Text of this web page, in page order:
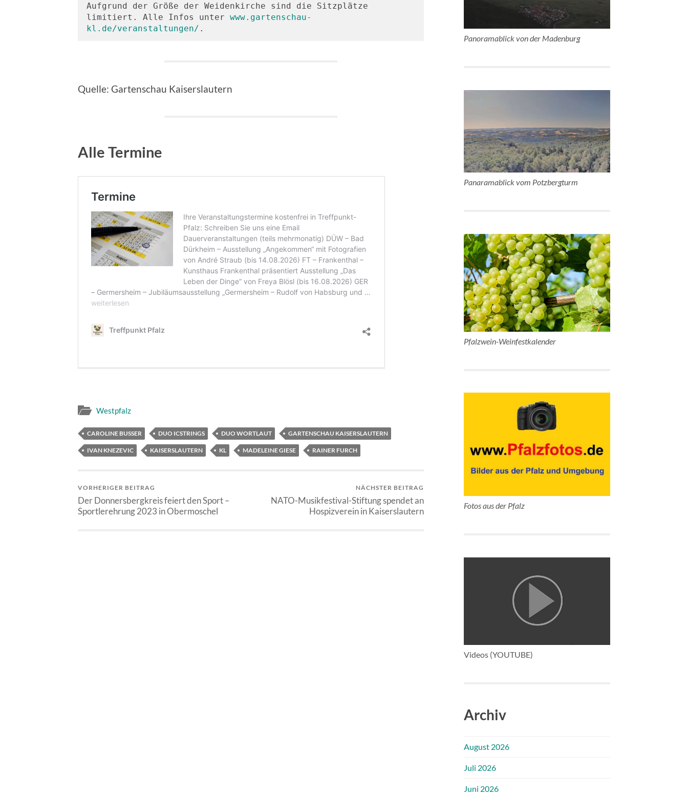
Aufgrund der Größe der Weidenkirche sind die Sitzplätze
limitiert. Alle Infos unter www.gartenschau-
kl.de/veranstaltungen/ .
Quelle: Gartenschau Kaiserslautern
Alle Termine
Westpfalz
CAROLINE BUSSER DUO ICSTRINGS DUO WORTLAUT GARTENSCHAU KAISERSLAUTERN
IVAN KNEZEVIC KAISERSLAUTERN KL MADELEINE GIESE RAINER FURCH
VORHERIGER BEITRAG
Der Donnersbergkreis feiert den Sport –
Sportlerehrung 2023 in Obermoschel
NÄCHSTER BEITRAG
NATO-Musikfestival-Stiftung spendet an
Hospizverein in Kaiserslautern
Panoramablick von der Madenburg
Panaramablick vom Potzbergturm
Pfalzwein-Weinfestkalender
Fotos aus der Pfalz
Videos (YOUTUBE)
Archiv
August 2026
Juli 2026
Juni 2026